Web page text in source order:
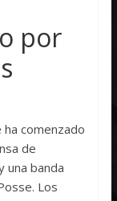
por
comenzado
de
una banda
Los